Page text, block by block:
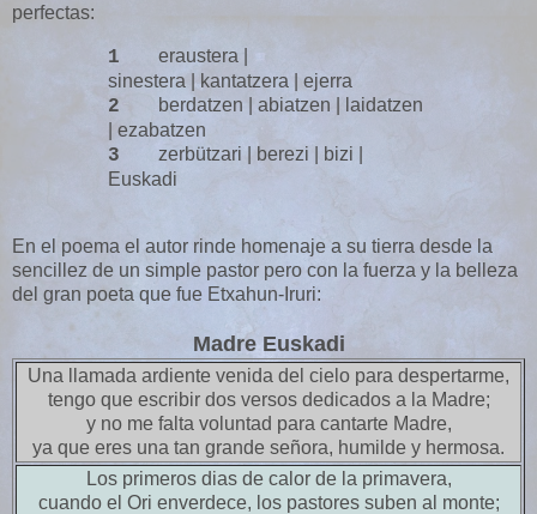
perfectas:
1
eraustera |
sinestera |kantatzera | ejerra
2 berdatzen | abiatzen
laidatzen
| ezabatzen
3 zerbützari | berezi
bizi |
Euskadi
En el poema el autor rinde homenaje a su tierra desde la
sencillez de un simple pastor pero con la fuerza y la belleza
del gran poeta que fue Etxahun-Iruri:
Madre Euskadi
Una llamada ardiente venida del cielo para despertarme,
tengo que escribir dos versos dedicados a la Madre;
y no me falta voluntad para cantarte Madre,
ya que eres una tan grande señora, humilde y hermosa.
Los primeros dias de calor de la primavera,
cuando el Ori enverdece, los pastores suben al monte;